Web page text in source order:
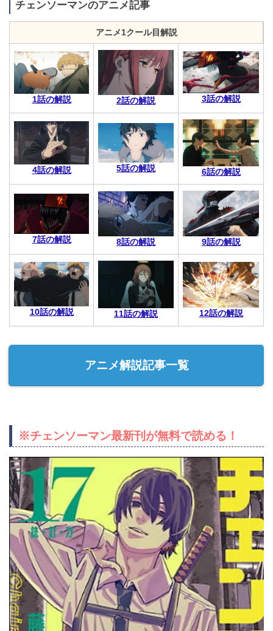
チェンソーマンのアニメ記事
アニメ1クール目解説
1話の解説 2話の解説 3話の解説
4話の解説 5話の解説 6話の解説
7話の解説 8話の解説 9話の解説
10話の解説 11話の解説 12話の解説
アニメ解説記事一覧
※チェンソーマン最新刊が無料で読める！